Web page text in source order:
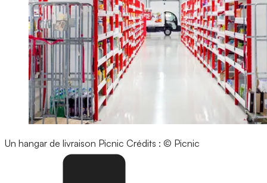
Un hangar de livraison Picnic Crédits : © Picnic